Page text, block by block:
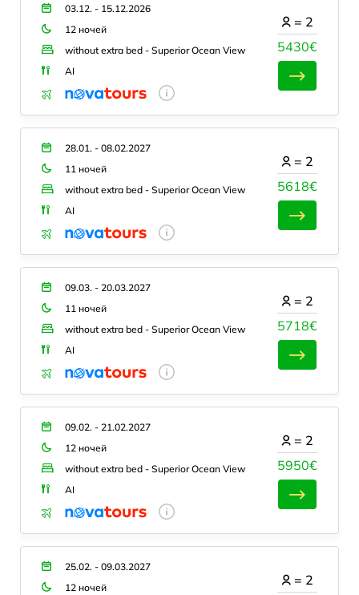
03.12. - 15.12.2026
12 ночей
without extra bed - Superior Ocean View
AI
5430€
= 2
28.01. - 08.02.2027
11 ночей
without extra bed - Superior Ocean View
AI
5618€
= 2
09.03. - 20.03.2027
11 ночей
without extra bed - Superior Ocean View
AI
5718€
= 2
09.02. - 21.02.2027
12 ночей
without extra bed - Superior Ocean View
AI
5950€
= 2
25.02. - 09.03.2027
12 ночей
= 2